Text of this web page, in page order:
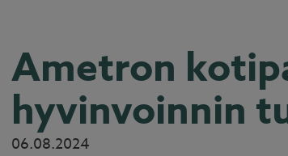
Ametron
hyvinvoinnin
06.08.2024